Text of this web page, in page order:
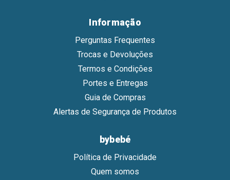
Informação
Perguntas Frequentes
Trocas e Devoluções
Termos e Condições
Portes e Entregas
Guia de Compras
Alertas de Segurança de Produtos
bybebé
Política de Privacidade
Quem somos